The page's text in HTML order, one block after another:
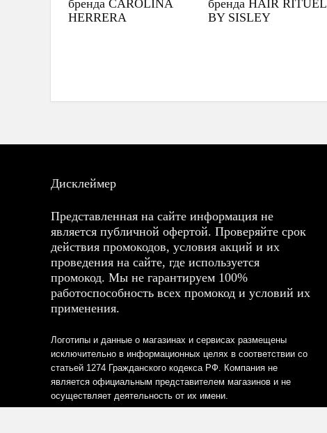
бренда CAROLINA
HERRERA
бренда HAIR RITUEL
BY SISLEY
Дисклеймер
Представленная на сайте информация не
является публичной офертой. Проверяйте срок
действия промокодов, условия акций и их
проведения на сайте, где используется
промокод. Мы не гарантируем 100%
работоспособность всех промокод и условий их
применения.
Логотипы и данные о магазинах и сервисах размещены
исключительно в информационных целях в соответствии со
статьей 1274 Гражданского кодекса РФ. Компания не
является официальным представителем магазинов и не
осуществляет деятельность от их имени.